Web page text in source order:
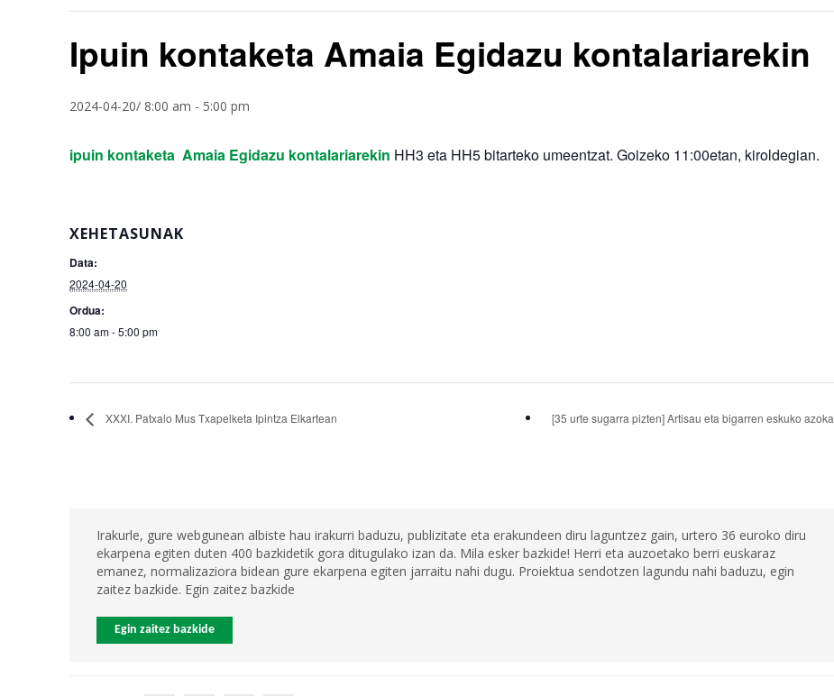
Ipuin kontaketa Amaia Egidazu kontalariarekin
2024-04-20/ 8:00 am - 5:00 pm
ipuin kontaketa Amaia Egidazu kontalariarekin HH3 eta HH5 bitarteko umeentzat. Goizeko 11:00etan, kiroldegian.
XEHETASUNAK
Data:
2024-04-20
Ordua:
8:00 am - 5:00 pm
XXXI. Patxalo Mus Txapelketa Ipintza Elkartean [35 urte sugarra pizten] Artisau eta bigarren eskuko azoka
Irakurle, gure webgunean albiste hau irakurri baduzu, publizitate eta erakundeen diru laguntzez gain, urtero 36 euroko diru
ekarpena egiten duten 400 bazkidetik gora ditugulako izan da. Mila esker bazkide! Herri eta auzoetako berri euskaraz
emanez, normalizaziora bidean gure ekarpena egiten jarraitu nahi dugu. Proiektua sendotzen lagundu nahi baduzu, egin
zaitez bazkide. Egin zaitez bazkide
Egin zaitez bazkide